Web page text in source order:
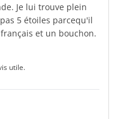
Je lui trouve plein
5 étoiles parcequ'il
et un bouchon.
utile.